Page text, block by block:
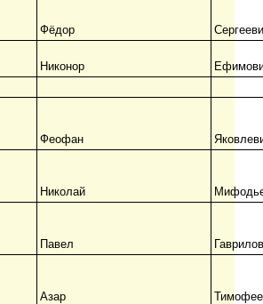
Фёдор
Никонор
Феофан
Николай
Павел
Азар